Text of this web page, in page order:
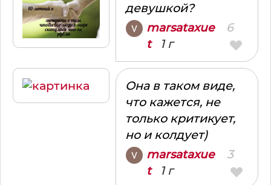
девушкой?
marsataxue
t1 г
6
Она в таком виде,
что кажется, не
только критикует,
но и колдует)
marsataxue
t1 г
3